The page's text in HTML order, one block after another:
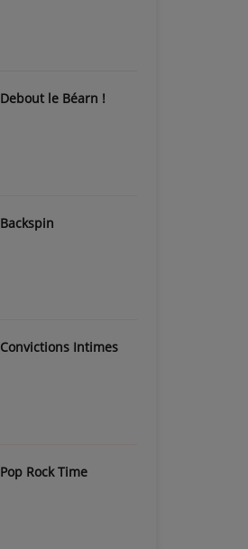
Debout le Béarn !
Backspin
Convictions Intimes
Pop Rock Time